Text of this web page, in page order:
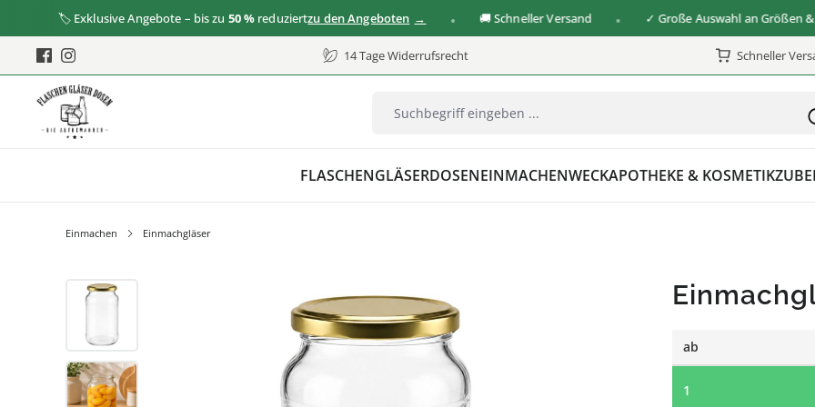
🏷️ Exklusive Angebote – bis zu50 % reduziertzu den Angeboten 🚚 Schneller Versand ✓ Große Auswahl an Größen &
14 Tage Widerrufsrecht Schneller
FLASCHENGLÄSERDOSENEINMACHENWECKAPOTHEKE & KOSMETIK
Einmachen Einmachgläser
Bildergalerie überspringen
ab
1